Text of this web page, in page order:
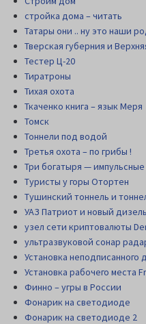
стройка дома – читать
Татары они .. ну это наши
Тверская губерния и
Тестер Ц-20
Тиратроны
Тихая охота
Ткаченко книга – язык Меря
Томск
Тоннели под водой
Третья охота – по грибы !
Три богатыря —
Туристы у горы Отортен
Тушинский тоннель и
УАЗ Патриот и новый дизель
узел сети криптовалюты
ультразвуковой сонар
Установка неподписанного
Установка рабочего места
Финно – угры в России
Фонарик на светодиоде
Фонарик на светодиоде 2